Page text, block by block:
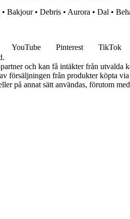
• Bakjour• Debris • Aurora • Dal •
YouTube Pinterest TikTok
och kan få intäkter från utvalda
försäljningen från produkter köpta
på annat sätt användas, förutom